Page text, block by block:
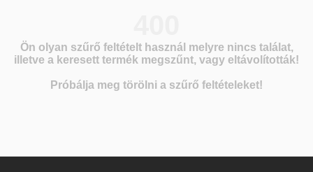
Ön olyan szűrő feltételt használ melyre nincs találat,
illetve a keresett termék megszűnt, vagy eltávolították!
Próbálja meg törölni a szűrő feltételeket!